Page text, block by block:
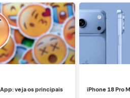
veja os principais iPhone 18 Pro